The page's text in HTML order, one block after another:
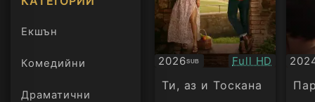
Екшън
Комедийни
Драматични
2026SUB
Субтитри Качество:
Full HD
Ти, аз и Тоскана